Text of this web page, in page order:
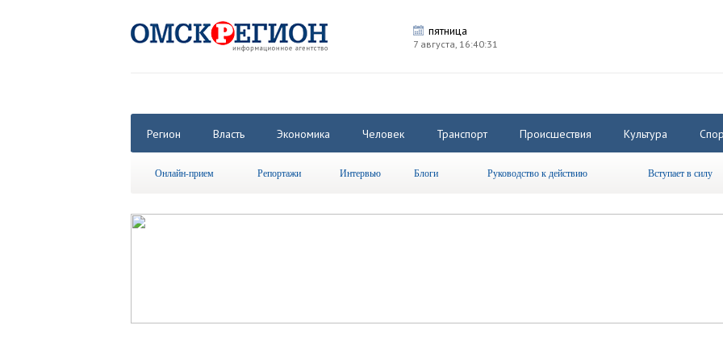
пятница
7 августа, 16:40:32
Регион Власть Экономика Человек Транспорт Происшествия Культура
Онлайн-прием Репортажи Интервью Блоги Руководство к действию Вступает в силу